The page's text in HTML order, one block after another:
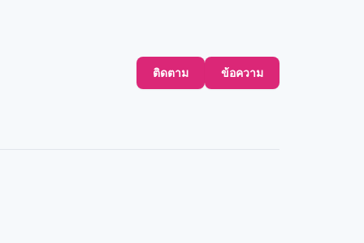
ติดตาม ข้อความ